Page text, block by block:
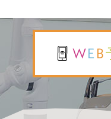
WE B